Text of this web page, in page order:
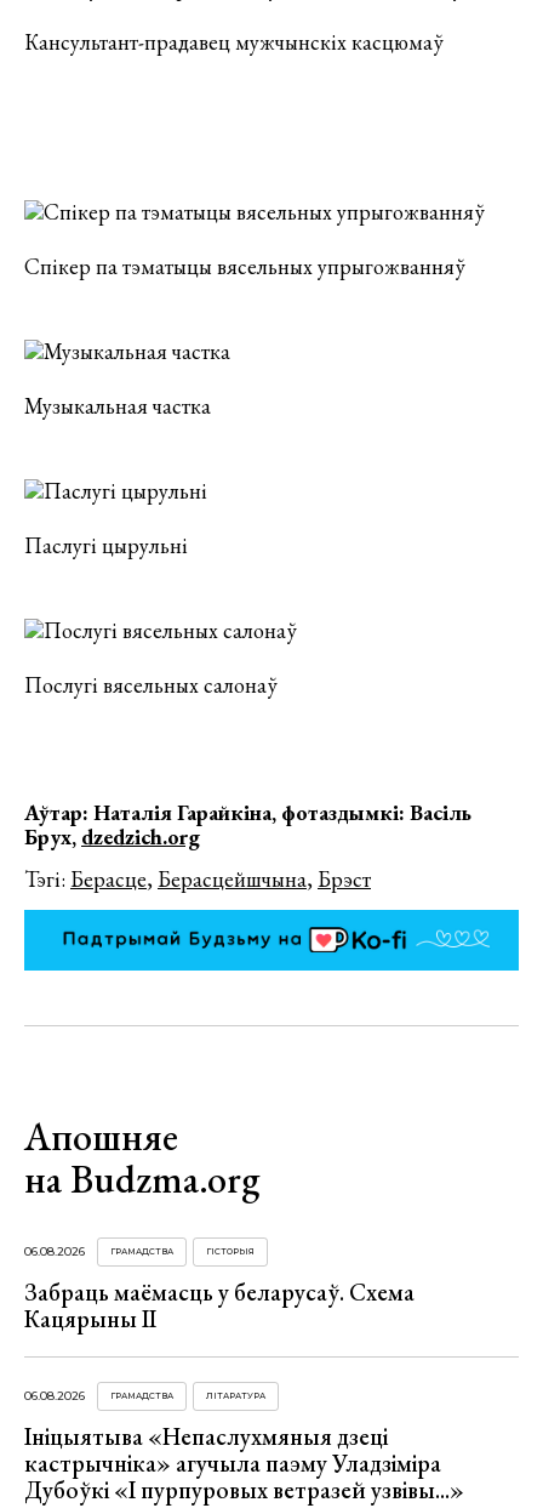
Кансультант-прадавец мужчынскіх касцюмаў
Спікер па тэматыцы вясельных упрыгожванняў
Музыкальная частка
Паслугі цырульні
Послугі вясельных салонаў
Аўтар: Наталія Гарайкіна, фотаздымкі: Васіль
Брух, dzedzich.org
Тэгі: Берасце,Берасцейшчына,Брэст
Апошняе
на Budzma.org
06.08.2026 ГРАМАДСТВА ГІСТОРЫЯ
Забраць маёмасць у беларусаў. Схема
Кацярыны ІІ
06.08.2026 ГРАМАДСТВА ЛІТАРАТУРА
Ініцыятыва «Непаслухмяныя дзеці
кастрычніка» агучыла паэму Уладзіміра
Дубоўкі «І пурпуровых ветразей узвівы...»